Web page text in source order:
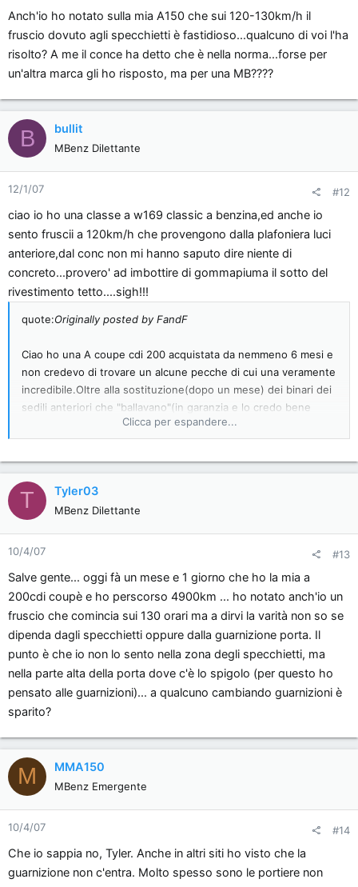
Anch'io ho notato sulla mia A150 che sui 120-130km/h il
fruscio dovuto agli specchietti è fastidioso...qualcuno di voi l'ha
risolto? A me il conce ha detto che è nella norma...forse per
un'altra marca gli ho risposto, ma per una MB????
B bullit
MBenz Dilettante
12/1/07 #12
ciao io ho una classe a w169 classic a benzina,ed anche io
sento fruscii a 120km/h che provengono dalla plafoniera luci
anteriore,dal conc non mi hanno saputo dire niente di
concreto...provero' ad imbottire di gommapiuma il sotto del
rivestimento tetto....sigh!!!
quote:Originally posted by FandF
Ciao ho una A coupe cdi 200 acquistata da nemmeno 6 mesi e
non credevo di trovare un alcune pecche di cui una veramente
incredibile.Oltre alla sostituzione(dopo un mese) dei binari dei
sedili anteriori che "ballavano"(in garanzia e lo credo bene
essendo la macchina nuova e tenuta perfetta) e a problemi
con il navigatore che non ne voleva sapere di funzionare....il
problema più grave è che oltre i 120-130km orari l'auto
produce un fruscio incredibile che diventa vero e proprio
rumore oltre i 160km.Portata più volte al conce che cambiava le
guarnizioni e regolava sportelli ecc. l'auto continua ad avere
questo problema .Ora io con l'auto mi sposto per lavoro ed è
inconcepibile che a medie autostradali (120-130km )produca
ducato della Fiat......[xx(]Inoltre pensavo che un problema cosi'
potesse riguardare la versione "normale"e non avrebbe
peraltro neanche qui una giustificazione dato che è una
Mercedes(inoltre a quanto ne sò la versione precedente non
accusava lo stesso problema); e non la coupè che per
definizione ha una linea più filante.Il conce mi ha detto che
potrebbero essere gli specchietti retrovisori ....ma è possibile
che in un'auto di questa classe non abbiano fatto delle prove
soluzione penso dovrò venderla .Se qualcuno ha qualche
consiglio e può aiutarmi lo ringrazio
Clicca per espandere...
T Tyler03
MBenz Dilettante
10/4/07 #13
Salve gente... oggi fà un mese e 1 giorno che ho la mia a
200cdi coupè e ho perscorso 4900km ... ho notato anch'io un
fruscio che comincia sui 130 orari ma a dirvi la varità non so se
dipenda dagli specchietti oppure dalla guarnizione porta. Il
punto è che io non lo sento nella zona degli specchietti, ma
nella parte alta della porta dove c'è lo spigolo (per questo ho
pensato alle guarnizioni)... a qualcuno cambiando guarnizioni è
sparito?
M MMA150
MBenz Emergente
10/4/07 #14
Che io sappia no, Tyler. Anche in altri siti ho visto che la
guarnizione non c'entra. Molto spesso sono le portiere non